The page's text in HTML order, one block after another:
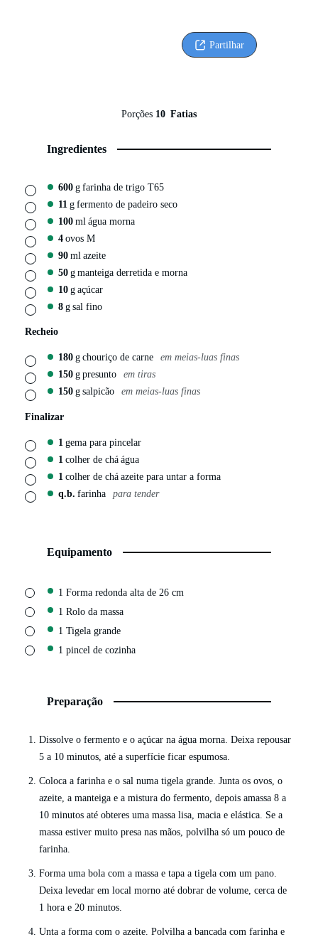
Partilhar
Porções 10 Fatias
Ingredientes
▢ 600gfarinha de trigo T65
▢ 11 gfermento de padeiro seco
▢ 100ml água morna
▢ 4ovos M
▢ 90ml azeite
▢ 50gmanteiga derretida e morna
▢ 10gaçúcar
▢ 8gsal fino
Recheio
▢ 180gchouriço de carne em meias-luas finas
▢ 150gpresunto em tiras
▢ 150gsalpicão em meias-luas finas
Finalizar
▢ 1 gema para pincelar
▢ 1 colher de cháágua
▢ 1 colher de cháazeite para untar a forma
▢ q.b. farinha para tender
Equipamento
▢ 1 Forma redonda alta de 26 cm
▢ 1 Rolo da massa
▢ 1 Tigela grande
▢ 1 pincel de cozinha
Preparação
Dissolve o fermento e o açúcar na água morna. Deixa repousar
5 a 10 minutos, até a superfície ficar espumosa.
Coloca a farinha e o sal numa tigela grande. Junta os ovos, o
azeite, a manteiga e a mistura do fermento, depois amassa 8 a
10 minutos até obteres uma massa lisa, macia e elástica. Se a
massa estiver muito presa nas mãos, polvilha só um pouco de
farinha.
Forma uma bola com a massa e tapa a tigela com um pano.
Deixa levedar em local morno até dobrar de volume, cerca de
1 hora e 20 minutos.
Unta a forma com o azeite. Polvilha a bancada com farinha e